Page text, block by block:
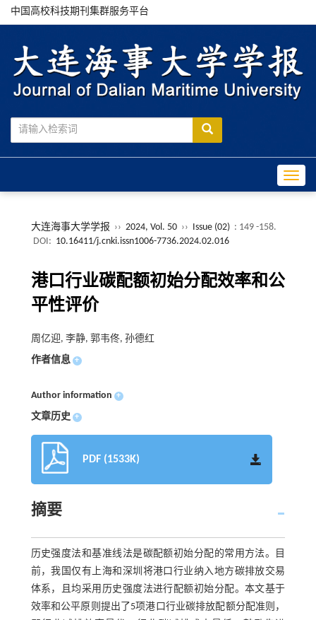
中国高校科技期刊集群服务平台
大连海事大学学报 ›› 2024, Vol. 50 ›› Issue (02) : 149 -158.
DOI: 10.16411/j.cnki.issn1006-7736.2024.02.016
港口行业碳配额初始分配效率和公
平性评价
周亿迎, 李静, 郭韦佟, 孙德红
作者信息 +
Author information +
文章历史 +
PDF (1533K)
摘要
历史强度法和基准线法是碳配额初始分配的常用方法。目
前，我国仅有上海和深圳将港口行业纳入地方碳排放交易
体系，且均采用历史强度法进行配额初始分配。本文基于
效率和公平原则提出了5项港口行业碳排放配额分配准则，